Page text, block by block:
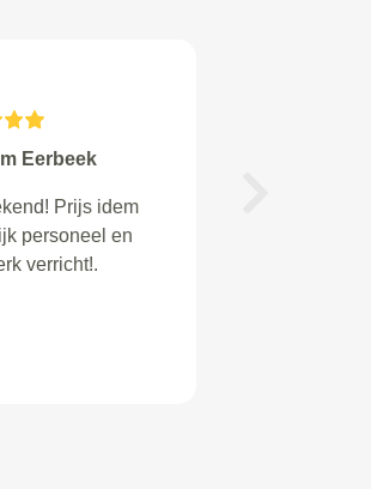
Oudega gem
voor een
vaneen 17 jaar